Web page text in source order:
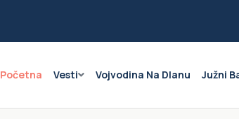
Početna Vesti Vojvodina Na Dlanu Južni